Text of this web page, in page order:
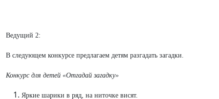
Ведущий 2:
В следующем конкурсе предлагаем детям разгадать загадки.
Конкурс для детей «Отгадай загадку»
Яркие шарики в ряд, на ниточке висят.